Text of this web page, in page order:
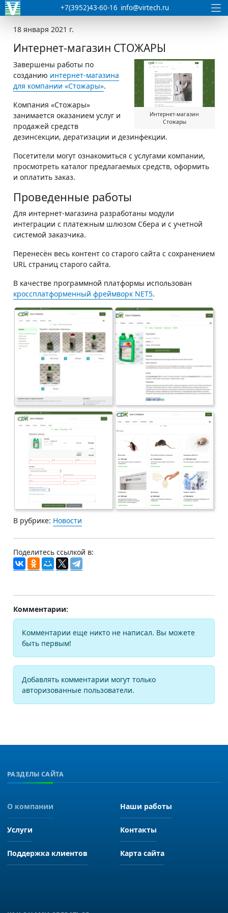
+7(3952)43-60-16 info@virtech.ru
18 января 2021 г.
Интернет-магазин СТОЖАРЫ
Интернет-магазин
Стожары
Завершены работы по
созданию интернет-магазина
для компании «Стожары».
Компания «Стожары»
занимается оказанием услуг и
продажей средств
дезинсекции, дератизации и дезинфекции.
Посетители могут ознакомиться с услугами компании,
просмотреть каталог предлагаемых средств, оформить
и оплатить заказ.
Проведенные работы
Для интернет-магазина разработаны модули
интеграции с платежным шлюзом Сбера и с учетной
системой заказчика.
Перенесён весь контент со старого сайта с сохранением
URL страниц старого сайта.
В качестве программной платформы использован
кроссплатформенный фреймворк NET5.
В рубрике: Новости
Поделитесь ссылкой в:
Комментарии:
Комментарии еще никто не написал. Вы можете
быть первым!
Добавлять комментарии могут только
авторизованные пользователи.
РАЗДЕЛЫ САЙТА
О компании Наши работы
Услуги Контакты
Поддержка клиентов Карта сайта